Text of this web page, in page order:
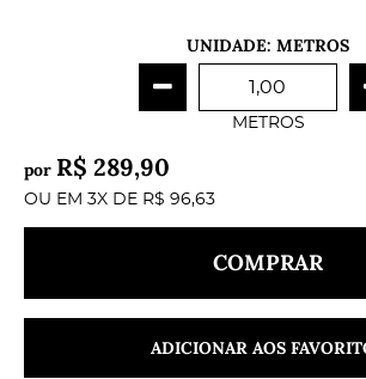
UNIDADE: METROS
METROS
por R$ 289,90
OU EM 3X DE R$ 96,63
COMPRAR
ADICIONAR AOS